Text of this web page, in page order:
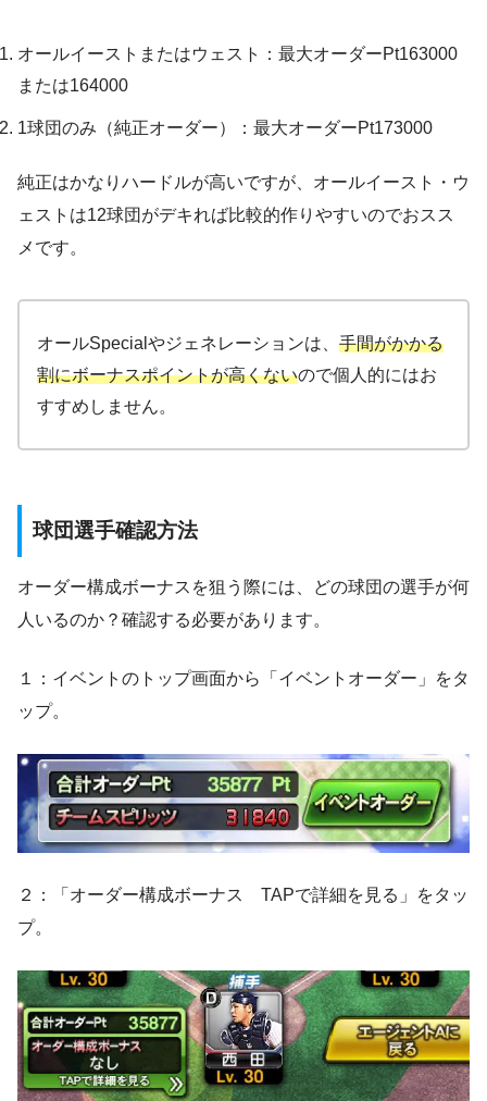
オールイーストまたはウェスト：最大オーダーPt163000
または164000
1球団のみ（純正オーダー）：最大オーダーPt173000
純正はかなりハードルが高いですが、オールイースト・ウ
ェストは12球団がデキれば比較的作りやすいのでおスス
メです。
オールSpecialやジェネレーションは、 手間がかかる
割にボーナスポイントが高くないので個人的にはお
すすめしません。
球団選手確認方法
オーダー構成ボーナスを狙う際には、どの球団の選手が何
人いるのか？確認する必要があります。
１：イベントのトップ画面から「イベントオーダー」をタ
ップ。
２：「オーダー構成ボーナス TAPで詳細を見る」をタッ
プ。